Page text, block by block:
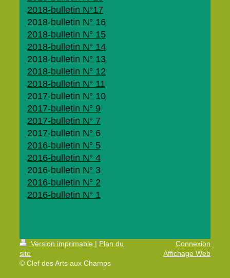
2018-bulletin N°17
2018-bulletin N° 16
2018-bulletin N° 15
2018-bulletin N° 14
2018-bulletin N° 13
2018-bulletin N° 12
2018-bulletin N° 11
2017-bulletin N° 10
2017-bulletin N° 9
2017-bulletin N° 7
2017-bulletin N° 6
2016-bulletin N° 5
2016-bulletin N° 4
2016-bulletin N° 3
2016-bulletin N° 2
2016-bulletin N° 1
Version imprimable | Plan du
site
© Clef des Arts aux Champs
Connexion
Affichage Web